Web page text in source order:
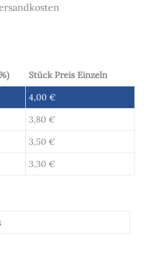
Stück Preis Einzeln
4,00 €
3,80 €
3,50 €
3,30 €